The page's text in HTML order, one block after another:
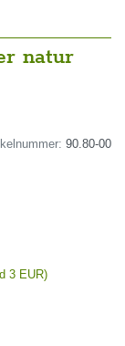
natur
90.80-00
3 EUR)